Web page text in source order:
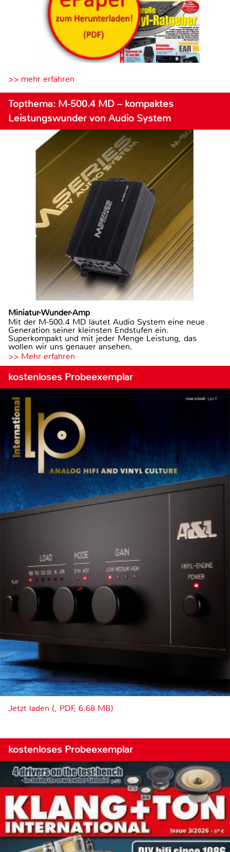
>> mehr erfahren
Topthema: M-500.4 MD – kompaktes
Leistungswunder von Audio System
Miniatur-Wunder-Amp
Mit der M-500.4 MD läutet Audio System eine neue
Generation seiner kleinsten Endstufen ein.
Superkompakt und mit jeder Menge Leistung, das
wollen wir uns genauer ansehen.
>> Mehr erfahren
kostenloses Probeexemplar
Jetzt laden (, PDF, 6.68 MB)
kostenloses Probeexemplar